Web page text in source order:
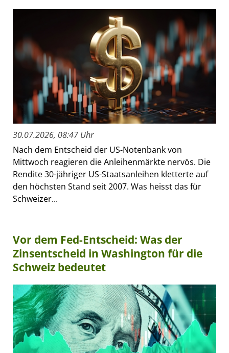
30.07.2026, 08:47 Uhr
Nach dem Entscheid der US-Notenbank von
Mittwoch reagieren die Anleihenmärkte nervös. Die
Rendite 30-jähriger US-Staatsanleihen kletterte auf
den höchsten Stand seit 2007. Was heisst das für
Schweizer...
Vor dem Fed-Entscheid: Was der
Zinsentscheid in Washington für die
Schweiz bedeutet